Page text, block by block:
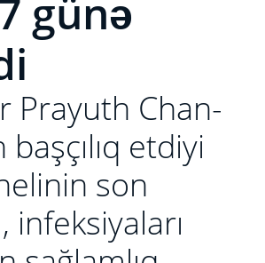
günə
Prayuth Chan-
başçılıq etdiyi
son
infeksiyaları